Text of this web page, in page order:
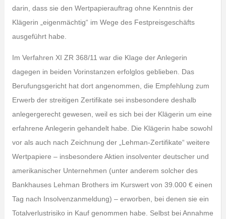
darin, dass sie den Wertpapierauftrag ohne Kenntnis der
Klägerin „eigenmächtig“ im Wege des Festpreisgeschäfts
ausgeführt habe.
Im Verfahren XI ZR 368/11 war die Klage der Anlegerin
dagegen in beiden Vorinstanzen erfolglos geblieben. Das
Berufungsgericht hat dort angenommen, die Empfehlung zum
Erwerb der streitigen Zertifikate sei insbesondere deshalb
anlegergerecht gewesen, weil es sich bei der Klägerin um eine
erfahrene Anlegerin gehandelt habe. Die Klägerin habe sowohl
vor als auch nach Zeichnung der „Lehman-Zertifikate“ weitere
Wertpapiere – insbesondere Aktien insolventer deutscher und
amerikanischer Unternehmen (unter anderem solcher des
Bankhauses Lehman Brothers im Kurswert von 39.000 € einen
Tag nach Insolvenzanmeldung) – erworben, bei denen sie ein
Totalverlustrisiko in Kauf genommen habe. Selbst bei Annahme